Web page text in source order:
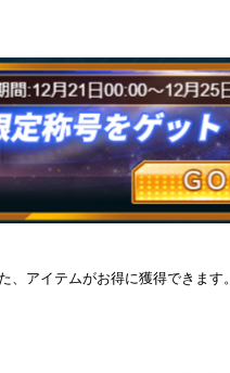
アイテムがお得に獲得できます。